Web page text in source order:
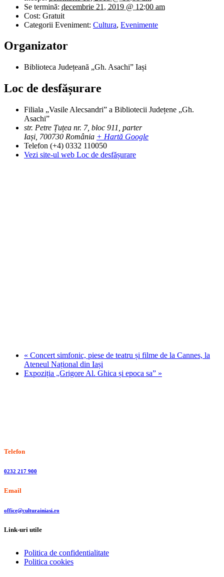
Se termină: decembrie 21, 2019 @ 12:00 am
Cost: Gratuit
Categorii Eveniment: Cultura, Evenimente
Organizator
Biblioteca Județeană „Gh. Asachi” Iași
Loc de desfășurare
Filiala „Vasile Alecsandri” a Bibliotecii Județene „Gh.
Asachi”
str. Petre Țuțea nr. 7, bloc 911, parter
Iași 700730 România + Hartă Google
Telefon (+4) 0332 110050
Vezi site-ul web Loc de desfășurare
« Concert simfonic, piese de teatru și filme de la Cannes, la
Ateneul Național din Iași
Expoziția „Grigore Al. Ghica și epoca sa” »
Telefon
0232 217 900
Email
office@culturainiasi.ro
Link-uri utile
Politica de confidentialitate
Politica cookies